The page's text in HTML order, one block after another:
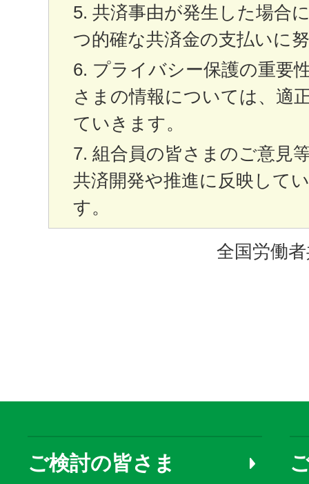
共済事由が発生した場合
つ的確な共済金の支払いに
プライバシー保護の重要
さまの情報については、適
ていきます。
組合員の皆さまのご意見
共済開発や推進に反映して
す。
全国労働
ご検討の皆さま